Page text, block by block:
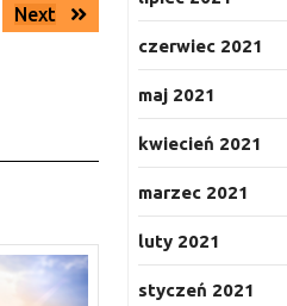
Next
Next
czerwiec 2021
maj 2021
kwiecień 2021
marzec 2021
luty 2021
styczeń 2021